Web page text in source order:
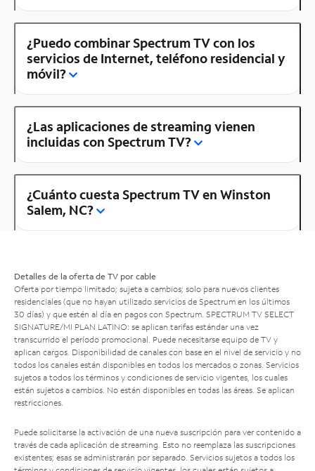
¿Puedo combinar Spectrum TV con los
servicios de Internet, teléfono residencial y
móvil?
¿Las aplicaciones de streaming vienen
incluidas con Spectrum TV?
¿Cuánto cuesta Spectrum TV en Winston
Salem, NC?
Detalles de la oferta de TV por cable
Oferta por tiempo limitado; sujeta a cambios; solo para nuevos clientes
residenciales (que no hayan utilizado servicios de Spectrum en los últimos
30 días) y que estén al día en pagos con Spectrum. SPECTRUM TV SELECT
SIGNATURE/MI PLAN LATINO: se aplican tarifas estándar una vez
transcurrido el período promocional. Puede necesitarse equipo de TV y
aplican cargos. Disponibilidad de canales con base en el nivel de servicio y no
todos los canales están disponibles en todos los mercados o zonas. Servicios
sujetos a todos los términos y condiciones de servicio vigentes, los cuales
están sujetos a cambios. No están disponibles en todas las áreas. Se aplican
restricciones.
Puede solicitarse la activación de una nueva suscripción para ver contenido a
través de cada aplicación de streaming. Esto no reemplaza las suscripciones
existentes; esas se administrarán por separado. Servicios sujetos a todos los